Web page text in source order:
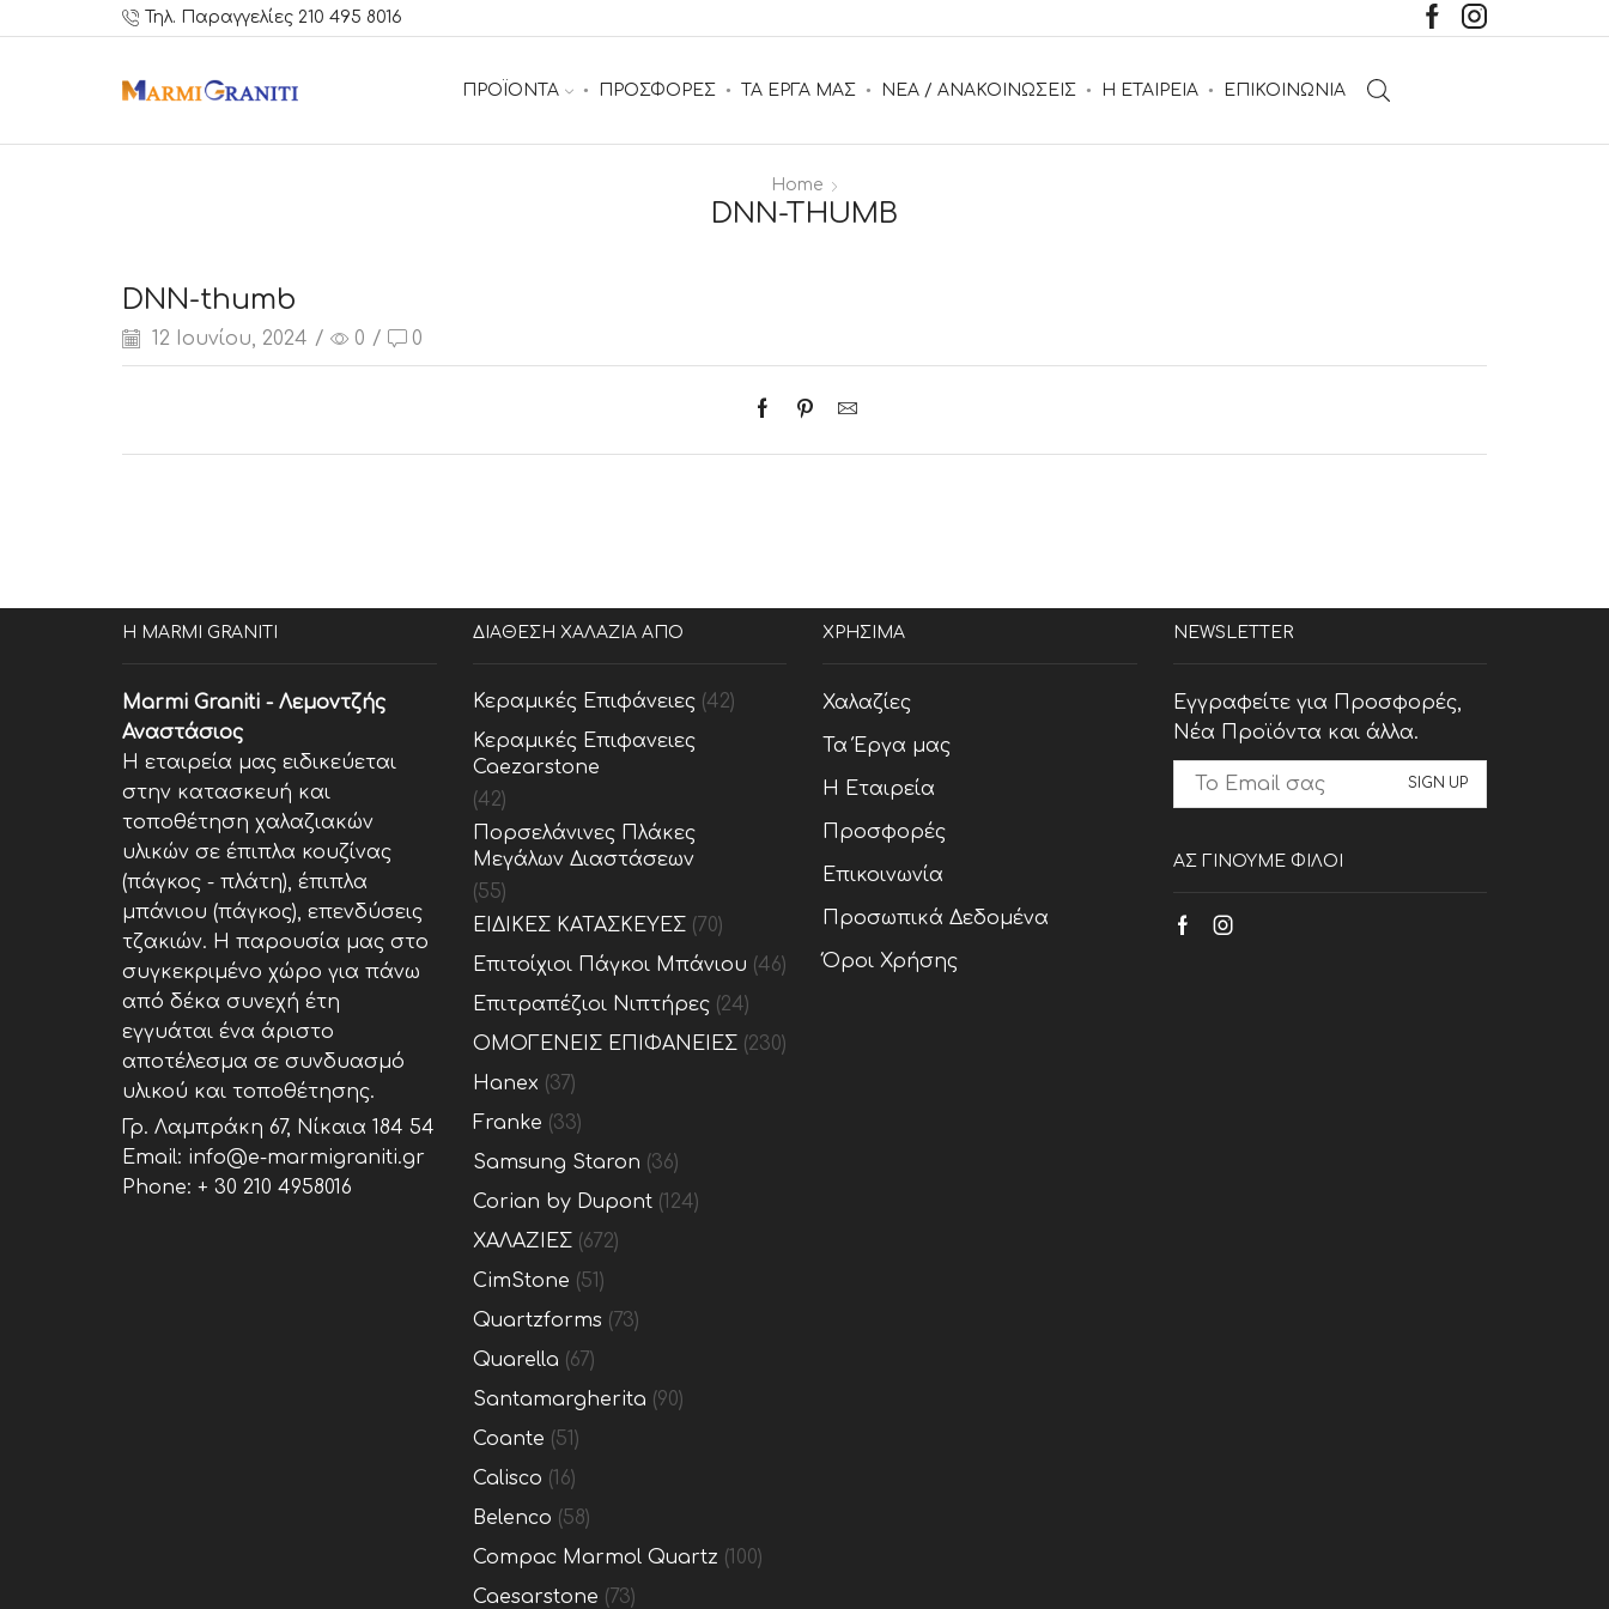
Τηλ. Παραγγελίες 210 495 8016
ΠΡΟΪΟΝΤΑ ΠΡΟΣΦΟΡΕΣ ΤΑ ΕΡΓΑ ΜΑΣ ΝΕΑ / ΑΝΑΚΟΙΝΩΣΕΙΣ Η ΕΤΑΙΡΕΙΑ ΕΠΙΚΟΙΝΩΝΙΑ
Home
DNN-THUMB
DNN-thumb
12 Ιουνίου, 2024 / 0 / 0
Η MARMI GRANITI
Marmi Graniti - Λεμοντζής
Αναστάσιος
Η εταιρεία μας ειδικεύεται
στην κατασκευή και
τοποθέτηση χαλαζιακών
υλικών σε έπιπλα κουζίνας
(πάγκος - πλάτη), έπιπλα
μπάνιου (πάγκος), επενδύσεις
τζακιών. Η παρουσία μας στο
συγκεκριμένο χώρο για πάνω
από δέκα συνεχή έτη
εγγυάται ένα άριστο
αποτέλεσμα σε συνδυασμό
υλικού και τοποθέτησης.
Γρ. Λαμπράκη 67, Νίκαια 184 54
Email: info@e-marmigraniti.gr
Phone: + 30 210 4958016
ΔΙΑΘΕΣΗ ΧΑΛΑΖΙΑ ΑΠΟ
Κεραμικές Επιφάνειες (42)
Κεραμικές Επιφανειες
Caezarstone
(42)
Πορσελάνινες Πλάκες
Μεγάλων Διαστάσεων
(55)
ΕΙΔΙΚΕΣ ΚΑΤΑΣΚΕΥΕΣ (70)
Επιτοίχιοι Πάγκοι Μπάνιου (46)
Επιτραπέζιοι Νιπτήρες (24)
ΟΜΟΓΕΝΕΙΣ ΕΠΙΦΑΝΕΙΕΣ (230)
Hanex (37)
Franke (33)
Samsung Staron (36)
Corian by Dupont (124)
ΧΑΛΑΖΙΕΣ (672)
CimStone (51)
Quartzforms (73)
Quarella (67)
Santamargherita (90)
Coante (51)
Calisco (16)
Belenco (58)
Compac Marmol Quartz (100)
Caesarstone (73)
ΧΡΗΣΙΜΑ
Χαλαζίες
Τα Έργα μας
Η Εταιρεία
Προσφορές
Επικοινωνία
Προσωπικά Δεδομένα
Όροι Χρήσης
NEWSLETTER
Εγγραφείτε για Προσφορές,
Νέα Προϊόντα και άλλα.
ΑΣ ΓΙΝΟΥΜΕ ΦΙΛΟΙ
Facebook
Instagram